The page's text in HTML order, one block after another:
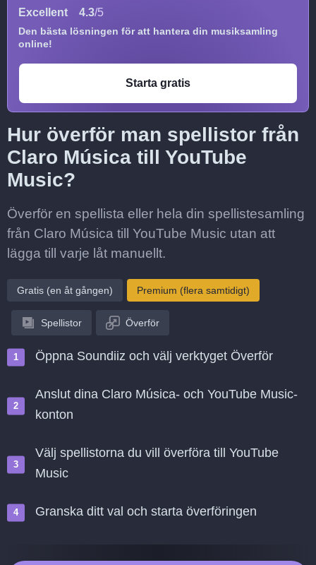
Excellent 4.3/5
Den bästa lösningen för att hantera din musiksamling
online!
Starta gratis
Hur överför man spellistor från
Claro Música till YouTube
Music?
Överför en spellista eller hela din spellistesamling
från Claro Música till YouTube Music utan att
lägga till varje låt manuellt.
Gratis (en åt gången) Premium (flera samtidigt)
Spellistor Överför
Öppna Soundiiz och välj verktyget Överför
Anslut dina Claro Música- och YouTube Music-
konton
Välj spellistorna du vill överföra till YouTube
Music
Granska ditt val och starta överföringen